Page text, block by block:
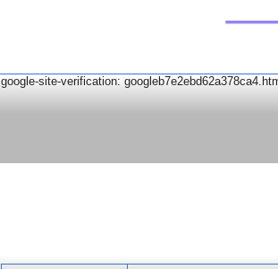
google-site-verification: